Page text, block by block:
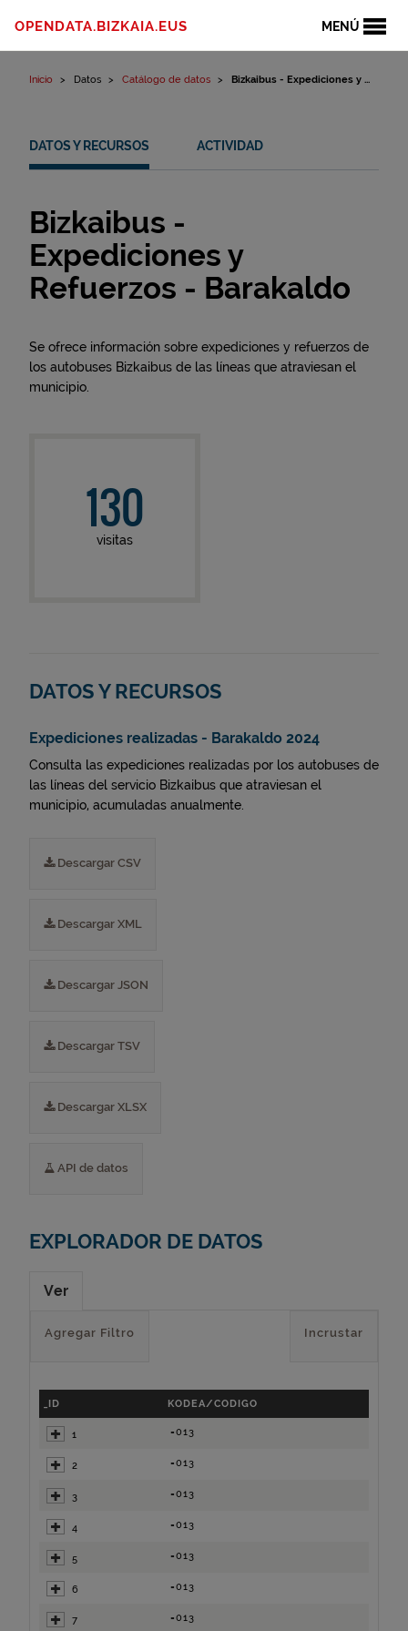
MENÚ
OPENDATA.BIZKAIA.EUS
Inicio Datos Catálogo de datos Bizkaibus - Expediciones y ...
DATOS Y RECURSOS ACTIVIDAD
Bizkaibus -
Expediciones y
Refuerzos - Barakaldo
Se ofrece información sobre expediciones y refuerzos de
los autobuses Bizkaibus de las líneas que atraviesan el
municipio.
130
visitas
DATOS Y RECURSOS
Expediciones realizadas - Barakaldo 2024
Consulta las expediciones realizadas por los autobuses de
las líneas del servicio Bizkaibus que atraviesan el
municipio, acumuladas anualmente.
Descargar CSV
Descargar XML
Descargar JSON
Descargar TSV
Descargar XLSX
API de datos
EXPLORADOR DE DATOS
Ver
Incrustar
Agregar Filtro
_ID KODEA/CODIGO
1 =013
2 =013
3 =013
4 =013
5 =013
6 =013
7 =013